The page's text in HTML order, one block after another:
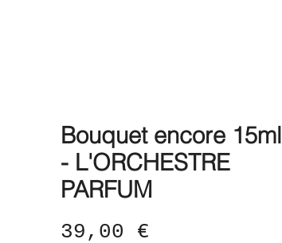
Bouquet encore 15ml
- L'ORCHESTRE
PARFUM
39,00 €